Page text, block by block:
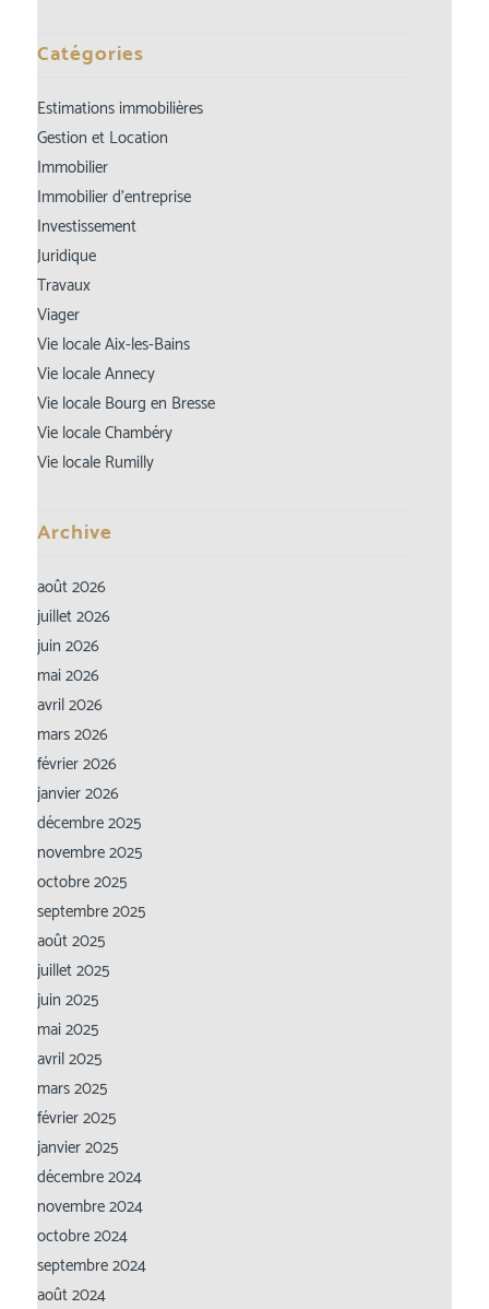
Catégories
Estimations immobilières
Gestion et Location
Immobilier
Immobilier d’entreprise
Investissement
Juridique
Travaux
Viager
Vie locale Aix-les-Bains
Vie locale Annecy
Vie locale Bourg en Bresse
Vie locale Chambéry
Vie locale Rumilly
Archive
août 2026
juillet 2026
juin 2026
mai 2026
avril 2026
mars 2026
février 2026
janvier 2026
décembre 2025
novembre 2025
octobre 2025
septembre 2025
août 2025
juillet 2025
juin 2025
mai 2025
avril 2025
mars 2025
février 2025
janvier 2025
décembre 2024
novembre 2024
octobre 2024
septembre 2024
août 2024